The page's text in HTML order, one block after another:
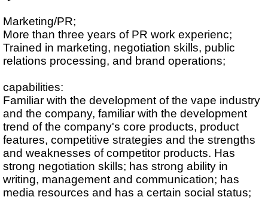
Marketing/PR;
More than three years of PR work experienc;
Trained in marketing, negotiation skills, public
relations processing, and brand operations;
capabilities:
Familiar with the development of the vape industry
and the company, familiar with the development
trend of the company's core products, product
features, competitive strategies and the strengths
and weaknesses of competitor products. Has
strong negotiation skills; has strong ability in
writing, management and communication; has
media resources and has a certain social status;